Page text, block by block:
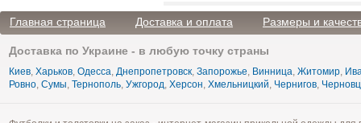
Главная страница Доставка и оплата Размеры и
Доставка по Украине - в любую точку страны
Киев Харьков Одесса Днепропетровск Запорожье Винница Житомир
Ровно Сумы Тернополь Ужгород Херсон Хмельницкий Чернигов